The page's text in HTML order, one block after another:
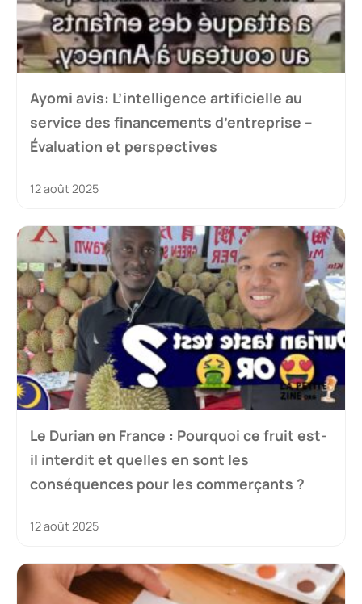
Ayomi avis: L’intelligence artificielle au
service des financements d’entreprise –
Évaluation et perspectives
12 août 2025
Le Durian en France : Pourquoi ce fruit est-
il interdit et quelles en sont les
conséquences pour les commerçants ?
12 août 2025